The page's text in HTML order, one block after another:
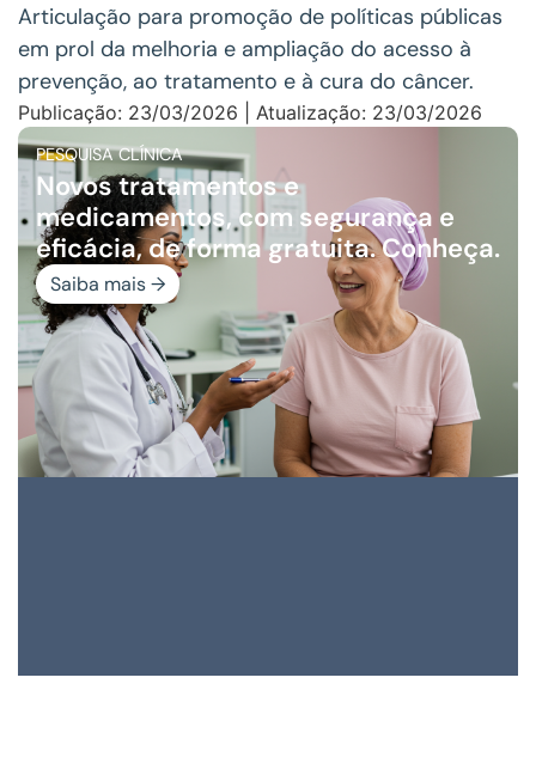
Articulação para promoção de políticas públicas
em prol da melhoria e ampliação do acesso à
prevenção, ao tratamento e à cura do câncer.
Publicação: 23/03/2026 | Atualização: 23/03/2026
PESQUISA CLÍNICA
Novos tratamentos e
medicamentos, com segurança e
eficácia, de forma gratuita. Conheça.
Saiba mais →